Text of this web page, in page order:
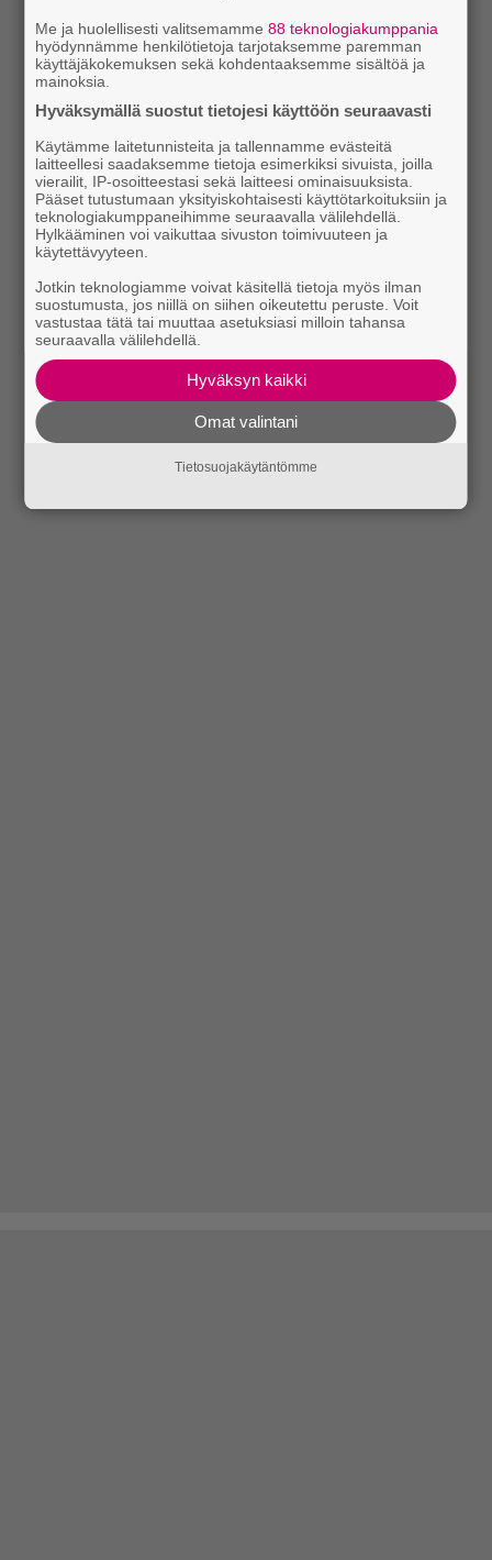
Me ja huolellisesti valitsemamme88 teknologiakumppania
hyödynnämme henkilötietoja tarjotaksemme paremman
käyttäjäkokemuksen sekä kohdentaaksemme sisältöä ja
mainoksia.
Hyväksymällä suostut tietojesi käyttöön seuraavasti
Käytämme laitetunnisteita ja tallennamme evästeitä
laitteellesi saadaksemme tietoja esimerkiksi sivuista, joilla
vierailit, IP-osoitteestasi sekä laitteesi ominaisuuksista.
Pääset tutustumaan yksityiskohtaisesti käyttötarkoituksiin ja
teknologiakumppaneihimme seuraavalla välilehdellä.
Hylkääminen voi vaikuttaa sivuston toimivuuteen ja
käytettävyyteen.
Jotkin teknologiamme voivat käsitellä tietoja myös ilman
suostumusta, jos niillä on siihen oikeutettu peruste. Voit
vastustaa tätä tai muuttaa asetuksiasi milloin tahansa
seuraavalla välilehdellä.
Hyväksyn kaikki
Omat valintani
Tietosuojakäytäntömme